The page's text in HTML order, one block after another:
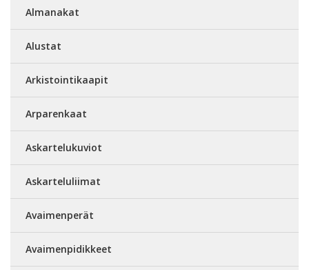
Almanakat
Alustat
Arkistointikaapit
Arparenkaat
Askartelukuviot
Askarteluliimat
Avaimenperät
Avaimenpidikkeet